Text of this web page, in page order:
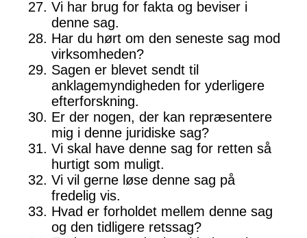
Vi har brug for fakta og beviser i
denne sag.
Har du hørt om den seneste sag mod
virksomheden?
Sagen er blevet sendt til
anklagemyndigheden for yderligere
efterforskning.
Er der nogen, der kan repræsentere
mig i denne juridiske sag?
Vi skal have denne sag for retten så
hurtigt som muligt.
Vi vil gerne løse denne sag på
fredelig vis.
Hvad er forholdet mellem denne sag
og den tidligere retssag?